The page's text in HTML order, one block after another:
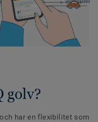
golv?
har en flexibilitet som